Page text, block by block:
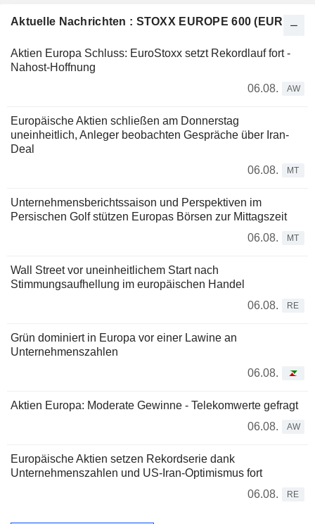
Aktuelle Nachrichten : STOXX EUROPE 600 (EUR)
Aktien Europa Schluss: EuroStoxx setzt Rekordlauf fort -
Nahost-Hoffnung
06.08.
AW
Europäische Aktien schließen am Donnerstag
uneinheitlich, Anleger beobachten Gespräche über Iran-
Deal
06.08.
MT
Unternehmensberichtssaison und Perspektiven im
Persischen Golf stützen Europas Börsen zur Mittagszeit
06.08.
MT
Wall Street vor uneinheitlichem Start nach
Stimmungsaufhellung im europäischen Handel
06.08.
RE
Grün dominiert in Europa vor einer Lawine an
Unternehmenszahlen
06.08.
Aktien Europa: Moderate Gewinne - Telekomwerte gefragt
06.08.
AW
Europäische Aktien setzen Rekordserie dank
Unternehmenszahlen und US-Iran-Optimismus fort
06.08.
RE